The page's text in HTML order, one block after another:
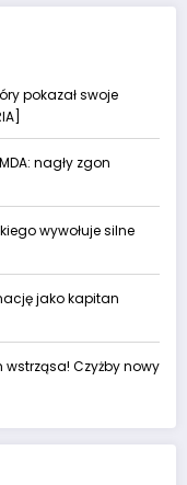
pokazał swoje
nagły zgon
wywołuje silne
jako kapitan
Czyżby nowy